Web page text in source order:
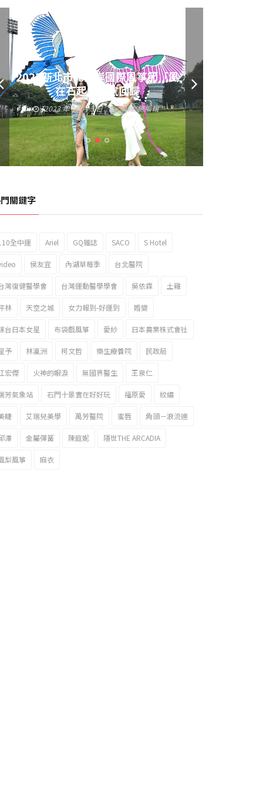
黃偉哲發放武聖夜市加碼夜市消費
券 呼籲做好登革熱防疫
2023 年 9 月 23 日 編輯:總編輯
關鍵字
全中運 Ariel GQ雜誌 SACO S Hotel
侯友宜 內湖草莓季 台北醫院
灣復健醫學會 台灣運動醫學學會 吳依霖 土雞
林 天空之城 女力報到-好運到 婚變
台日本女星 布袋戲風箏 愛紗 日本農業株式會社
予 林瀛洲 柯文哲 樂生療養院 民政局
宏傑 火神的眼淚 無國界醫生 王泉仁
芳氣象站 石門十景實在好好玩 福原愛 紋繡
睫 艾瑞兒美學 萬芳醫院 蜜唇 角頭－浪流連
澤 金屬彈簧 陳庭妮 隱世THE ARCADIA
梨風箏 麻衣